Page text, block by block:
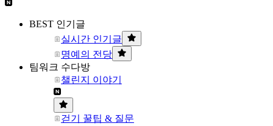
BEST 인기글
실시간 인기글
명예의 전당
팀워크 수다방
챌린지 이야기
걷기 꿀팁 & 질문